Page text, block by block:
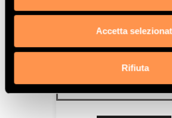
Accetta
Rifiuta
CERCA IL TUO